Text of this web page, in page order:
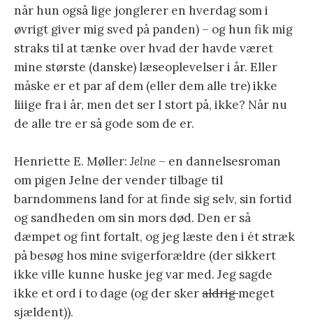
når hun også lige jonglerer en hverdag som i
øvrigt giver mig sved på panden) – og hun fik mig
straks til at tænke over hvad der havde været
mine største (danske) læseoplevelser i år. Eller
måske er et par af dem (eller dem alle tre) ikke
liiige fra i år, men det ser I stort på, ikke? Når nu
de alle tre er så gode som de er.
Henriette E. Møller:Jelne – en dannelsesroman
om pigen Jelne der vender tilbage til
barndommens land for at finde sig selv, sin fortid
og sandheden om sin mors død. Den er så
dæmpet og fint fortalt, og jeg læste den i ét stræk
på besøg hos mine svigerforældre (der sikkert
ikke ville kunne huske jeg var med. Jeg sagde
ikke et ord i to dage (og der skeraldrigmeget
sjældent)).